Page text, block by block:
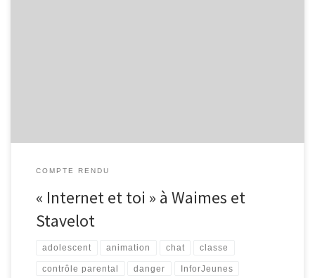
COMPTE RENDU
« Internet et toi » à Waimes et
Stavelot
adolescent animation chat classe
contrôle parental danger InforJeunes